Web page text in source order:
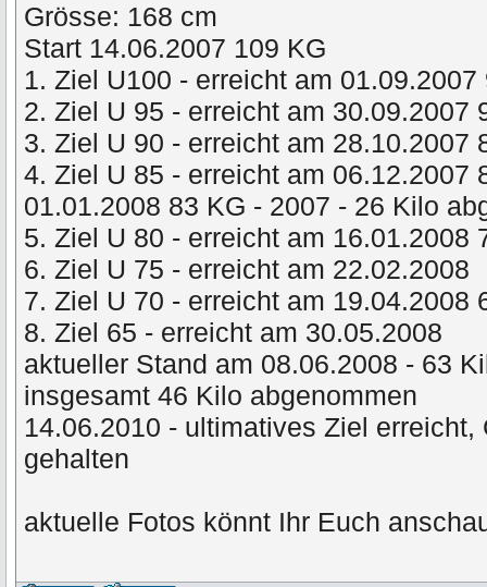
Grösse: 168 cm
Start 14.06.2007 109 KG
1. Ziel U100 - erreicht am 01.09.2007
2. Ziel U 95 - erreicht am 30.09.2007
3. Ziel U 90 - erreicht am 28.10.2007
4. Ziel U 85 - erreicht am 06.12.2007
01.01.2008 83 KG - 2007 - 26 Kilo
5. Ziel U 80 - erreicht am 16.01.2008
6. Ziel U 75 - erreicht am 22.02.2008
7. Ziel U 70 - erreicht am 19.04.2008
8. Ziel 65 - erreicht am 30.05.2008
aktueller Stand am 08.06.2008 - 63
insgesamt 46 Kilo abgenommen
14.06.2010 - ultimatives Ziel
gehalten
aktuelle Fotos könnt Ihr Euch